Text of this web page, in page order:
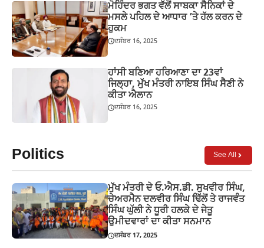
ਮੋਹਿੰਦਰ ਭਗਤ ਵੱਲੋਂ ਸਾਬਕਾ ਸੈਨਿਕਾਂ ਦੇ
ਮਸਲੇ ਪਹਿਲ ਦੇ ਆਧਾਰ ’ਤੇ ਹੱਲ ਕਰਨ ਦੇ
ਹੁਕਮ
ਦਸੰਬਰ 16, 2025
ਹਾਂਸੀ ਬਣਿਆ ਹਰਿਆਣਾ ਦਾ 23ਵਾਂ
ਜਿਲ੍ਹਾ, ਮੁੱਖ ਮੰਤਰੀ ਨਾਇਬ ਸਿੰਘ ਸੈਣੀ ਨੇ
ਕੀਤਾ ਐਲਾਨ
ਦਸੰਬਰ 16, 2025
Politics See All
ਮੁੱਖ ਮੰਤਰੀ ਦੇ ਓ.ਐਸ.ਡੀ. ਸੁਖਵੀਰ ਸਿੰਘ,
ਚੇਅਰਮੈਨ ਦਲਵੀਰ ਸਿੰਘ ਢਿੱਲੋਂ ਤੇ ਰਾਜਵੰਤ
ਸਿੰਘ ਘੁੱਲੀ ਨੇ ਧੂਰੀ ਹਲਕੇ ਦੇ ਜੇਤੂ
ਉਮੀਦਵਾਰਾਂ ਦਾ ਕੀਤਾ ਸਨਮਾਨ
ਦਸੰਬਰ 17, 2025